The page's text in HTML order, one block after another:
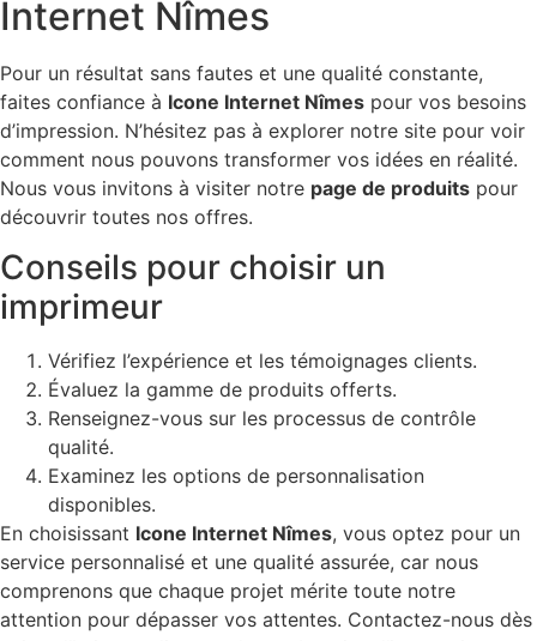
Internet Nîmes
Pour un résultat sans fautes et une qualité constante,
faites confiance à Icone Internet Nîmes pour vos besoins
d’impression. N’hésitez pas à explorer notre site pour voir
comment nous pouvons transformer vos idées en réalité.
Nous vous invitons à visiter notre page de produits pour
découvrir toutes nos offres.
Conseils pour choisir un
imprimeur
Vérifiez l’expérience et les témoignages clients.
Évaluez la gamme de produits offerts.
Renseignez-vous sur les processus de contrôle
qualité.
Examinez les options de personnalisation
disponibles.
En choisissant Icone Internet Nîmes, vous optez pour un
service personnalisé et une qualité assurée, car nous
comprenons que chaque projet mérite toute notre
attention pour dépasser vos attentes. Contactez-nous dès